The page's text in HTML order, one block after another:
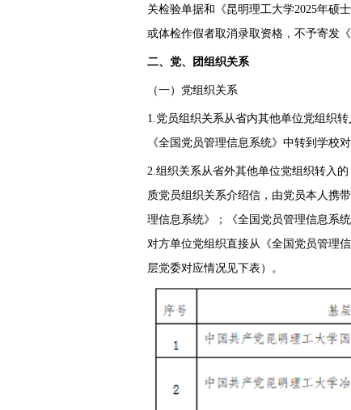
关检验单据和《昆明理工大学2025年硕
或体检作假者取消录取资格，不予寄发《
二、党、团组织关系
（一）党组织关系
1.党员组织关系从省内其他单位党组织
《全国党员管理信息系统》中转到学校
2.组织关系从省外其他单位党组织转入
质党员组织关系介绍信，由党员本人携
理信息系统》；《全国党员管理信息系
对方单位党组织直接从《全国党员管理
层党委对应情况见下表）。